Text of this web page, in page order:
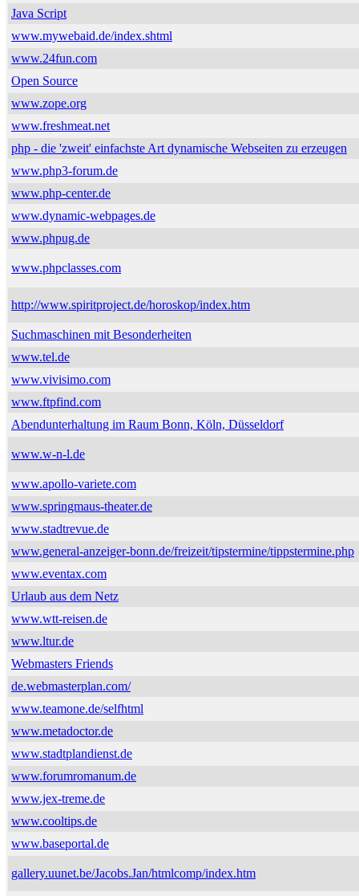
Java Script
www.mywebaid.de/index.shtml
www.24fun.com
Open Source
www.zope.org
www.freshmeat.net
php - die 'zweit' einfachste Art dynamische Webseiten zu erzeugen
www.php3-forum.de
www.php-center.de
www.dynamic-webpages.de
www.phpug.de
www.phpclasses.com
http://www.spiritproject.de/horoskop/index.htm
Suchmaschinen mit Besonderheiten
www.tel.de
www.vivisimo.com
www.ftpfind.com
Abendunterhaltung im Raum Bonn, Köln, Düsseldorf
www.w-n-l.de
www.apollo-variete.com
www.springmaus-theater.de
www.stadtrevue.de
www.general-anzeiger-bonn.de/freizeit/tipstermine/tippstermine.php
www.eventax.com
Urlaub aus dem Netz
www.wtt-reisen.de
www.ltur.de
Webmasters Friends
de.webmasterplan.com/
www.teamone.de/selfhtml
www.metadoctor.de
www.stadtplandienst.de
www.forumromanum.de
www.jex-treme.de
www.cooltips.de
www.baseportal.de
gallery.uunet.be/Jacobs.Jan/htmlcomp/index.htm